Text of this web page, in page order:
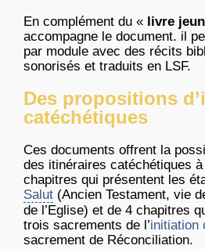
En complément du « livre
accompagne le document. il
par module avec des récits
sonorisés et traduits en LSF.
Des propositions
catéchétiques
Ces documents offrent la
des itinéraires catéchétiques
chapitres qui présentent les
Salut (Ancien Testament, vie
de l’Eglise) et de 4 chapitres
trois sacrements de l’initiation
sacrement de Réconciliation.